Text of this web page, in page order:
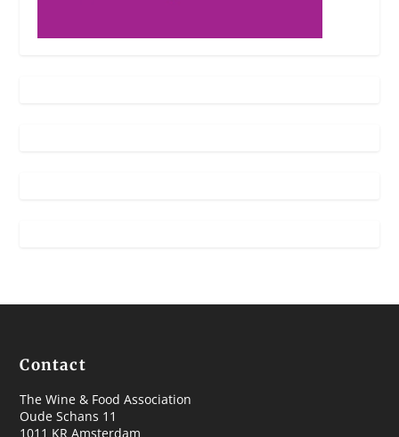
Contact
The Wine & Food Association
Oude Schans 11
1011 KR Amsterdam